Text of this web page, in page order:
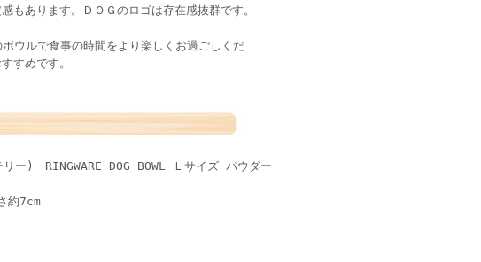
もあります。ＤＯＧのロゴは存在感抜群です。
ウルで食事の時間をより楽しくお過ごしくだ
すめです。
ー) RINGWARE DOG BOWL Ｌサイズ パウダー
約7cm